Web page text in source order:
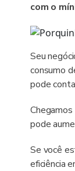
com o
Seu
consumo
pode
pode
Se você
eficiência